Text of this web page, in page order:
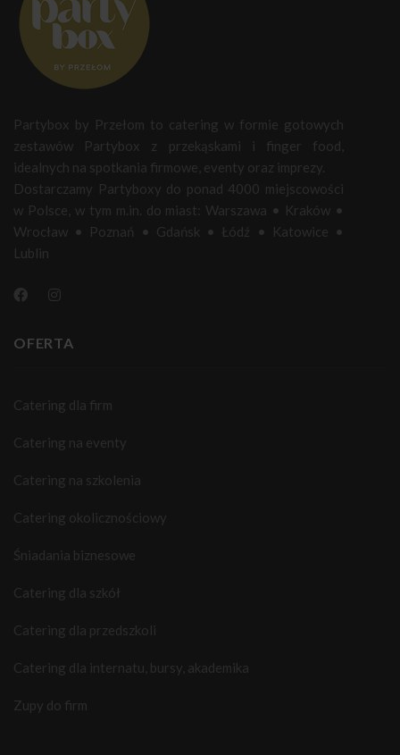
Partybox by Przełom to catering w formie gotowych
zestawów Partybox z przekąskami i finger food,
idealnych na spotkania firmowe, eventy oraz imprezy.
Dostarczamy Partyboxy do ponad 4000 miejscowości
w Polsce, w tym m.in. do miast: Warszawa • Kraków •
Wrocław • Poznań • Gdańsk • Łódź • Katowice •
Lublin
OFERTA
Catering dla firm
Catering na eventy
Catering na szkolenia
Catering okolicznościowy
Śniadania biznesowe
Catering dla szkół
Catering dla przedszkoli
Catering dla internatu, bursy, akademika
Zupy do firm